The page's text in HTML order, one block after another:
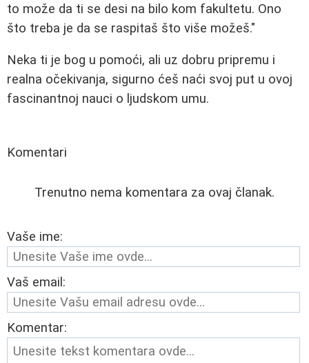
to može da ti se desi na bilo kom fakultetu. Ono
što treba je da se raspitaš što više možeš."
Neka ti je bog u pomoći, ali uz dobru pripremu i
realna očekivanja, sigurno ćeš naći svoj put u ovoj
fascinantnoj nauci o ljudskom umu.
Komentari
Trenutno nema komentara za ovaj članak.
Vaše ime:
Vaš email:
Komentar: